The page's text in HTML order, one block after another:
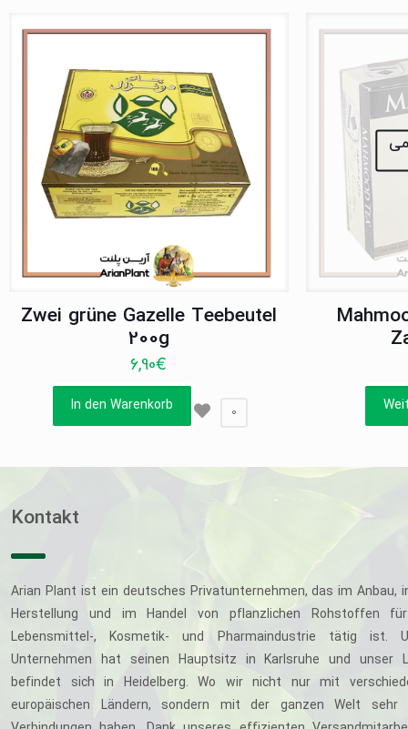
Zwei grüne Gazelle Teebeutel
200g
6,90€
In den Warenkorb 0
Kontakt
Arian Plant ist ein deutsches Privatunternehmen, das im Anbau,
Herstellung und im Handel von pflanzlichen Rohstoffen
Lebensmittel-, Kosmetik- und Pharmaindustrie tätig ist.
Unternehmen hat seinen Hauptsitz in Karlsruhe und unser
befindet sich in Heidelberg. Wo wir nicht nur mit
europäischen Ländern, sondern mit der ganzen Welt sehr